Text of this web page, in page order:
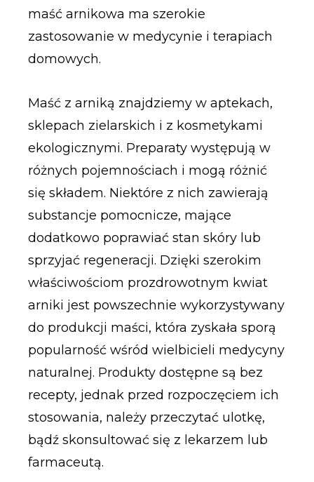
maść arnikowa ma szerokie
zastosowanie w medycynie i terapiach
domowych.
Maść z arniką znajdziemy w aptekach,
sklepach zielarskich i z kosmetykami
ekologicznymi. Preparaty występują w
różnych pojemnościach i mogą różnić
się składem. Niektóre z nich zawierają
substancje pomocnicze, mające
dodatkowo poprawiać stan skóry lub
sprzyjać regeneracji. Dzięki szerokim
właściwościom prozdrowotnym kwiat
arniki jest powszechnie wykorzystywany
do produkcji maści, która zyskała sporą
popularność wśród wielbicieli medycyny
naturalnej. Produkty dostępne są bez
recepty, jednak przed rozpoczęciem ich
stosowania, należy przeczytać ulotkę,
bądź skonsultować się z lekarzem lub
farmaceutą.